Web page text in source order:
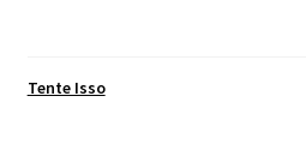
Tente Isso